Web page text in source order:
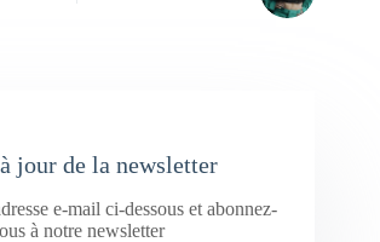
jour de la newsletter
e-mail ci-dessous et abonnez-
à notre newsletter